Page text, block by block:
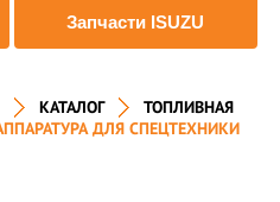
Запчасти ISUZU
КАТАЛОГ
ТОПЛИВНАЯ
ДЛЯ СПЕЦТЕХНИКИ